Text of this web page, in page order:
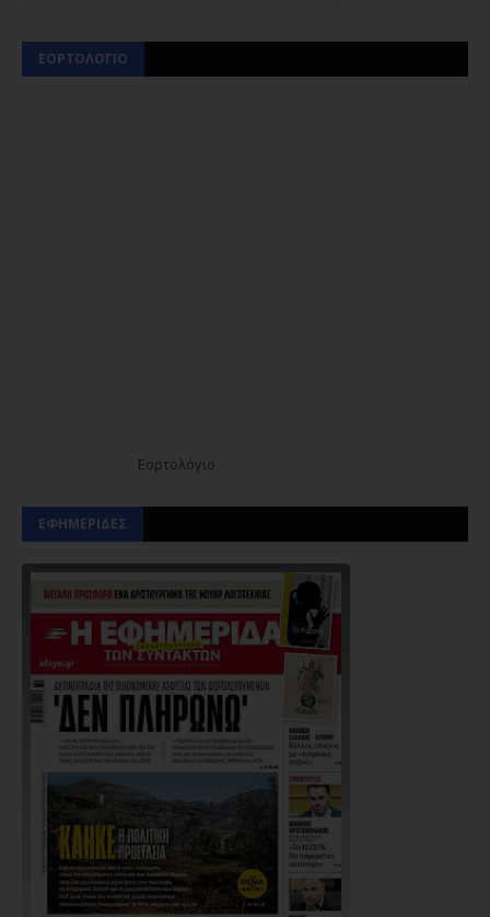
ΕΟΡΤΟΛΟΓΙΟ
Εορτολόγιο
ΕΦΗΜΕΡΙΔΕΣ